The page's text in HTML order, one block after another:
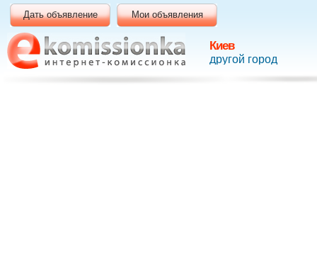
Киев
другой город
Дать объявление Мои объявления